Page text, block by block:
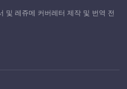
및 레쥬메 커버레터 제작 및 번역 전